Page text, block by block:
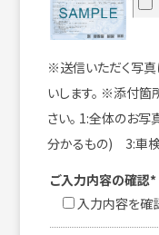
※送信いただく写
いします。 ※添付箇
さい。 1:全体のお
分かるもの) 3:車
ご入力内容の確認*
入力内容を確